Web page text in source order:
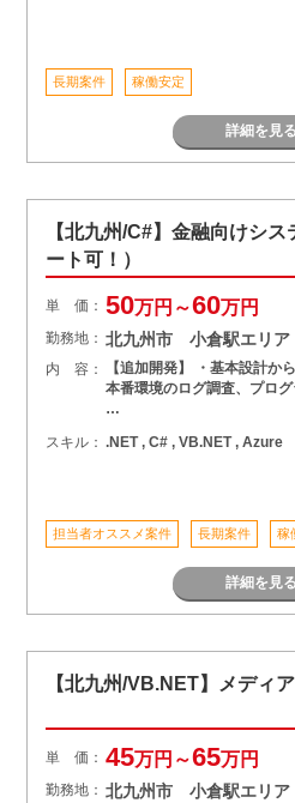
長期案件 稼働安定
詳細を見る
【北九州/C#】金融向けシ
ート可！）
単 価： 50万円～60万円
勤務地： 北九州市 小倉駅エリア
内 容：
【追加開発】 ・基本設計か
本番環境のログ調査、プロ
…
スキル： .NET , C# , VB.NET , Azure
担当者オススメ案件 長期案件 稼
詳細を見る
【北九州/VB.NET】メディ
単 価： 45万円～65万円
勤務地： 北九州市 小倉駅エリア